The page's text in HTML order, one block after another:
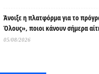
Άνοιξε η πλατφόρμα για το
Όλους», ποιοι κάνουν σήμερα
05/08/2026